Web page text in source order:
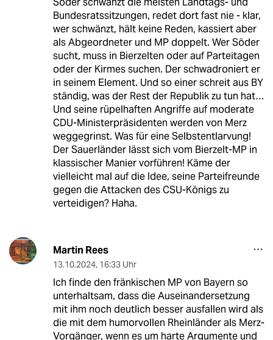
Bundesratssitzungen, redet dort fast nie - klar,
wer schwänzt, hält keine Reden, kassiert aber
als Abgeordneter und MP doppelt. Wer Söder
sucht, muss in Bierzelten oder auf Parteitagen
oder der Kirmes suchen. Der schwadroniert er
in seinem Element. Und so einer schreit aus BY
ständig, was der Rest der Republik zu tun hat…
Und seine rüpelhaften Angriffe auf moderate
CDU-Ministerpräsidenten werden von Merz
weggegrinst. Was für eine Selbstentlarvung!
Der Sauerländer lässt sich vom Bierzelt-MP in
klassischer Manier vorführen! Käme der
vielleicht mal auf die Idee, seine Parteifreunde
gegen die Attacken des CSU-Königs zu
verteidigen? Haha.
Martin Rees
13.10.2024, 16:33 Uhr
Ich finde den fränkischen MP von Bayern so
unterhaltsam, dass die Auseinandersetzung
mit ihm noch deutlich besser ausfallen wird als
die mit dem humorvollen Rheinländer als Merz-
Vorgänger, wenn es um harte Argumente und